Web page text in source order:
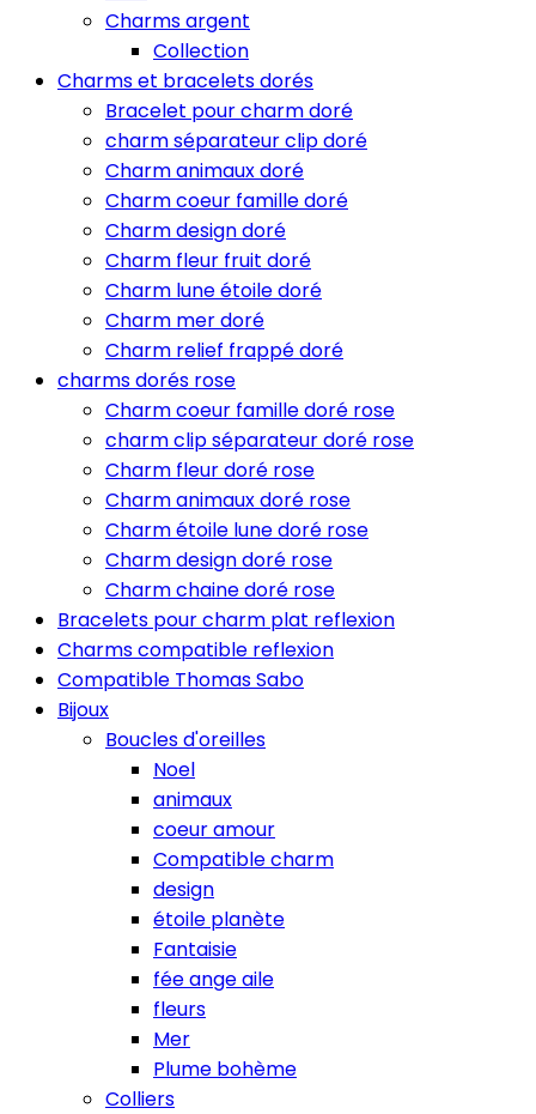
Charms argent
Collection
Charms et bracelets dorés
Bracelet pour charm doré
charm séparateur clip doré
Charm animaux doré
Charm coeur famille doré
Charm design doré
Charm fleur fruit doré
Charm lune étoile doré
Charm mer doré
Charm relief frappé doré
charms dorés rose
Charm coeur famille doré rose
charm clip séparateur doré rose
Charm fleur doré rose
Charm animaux doré rose
Charm étoile lune doré rose
Charm design doré rose
Charm chaine doré rose
Bracelets pour charm plat reflexion
Charms compatible reflexion
Compatible Thomas Sabo
Bijoux
Boucles d'oreilles
Noel
animaux
coeur amour
Compatible charm
design
étoile planète
Fantaisie
fée ange aile
fleurs
Mer
Plume bohème
Colliers